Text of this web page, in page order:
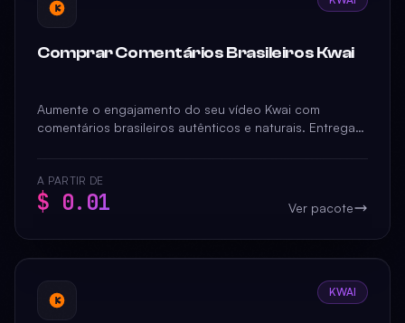
Comprar Comentários Brasileiros Kwai
Aumente o engajamento do seu vídeo Kwai com
comentários brasileiros autênticos e naturais. Entrega
A PARTIR DE
$ 0.01 Ver pacote
KWAI